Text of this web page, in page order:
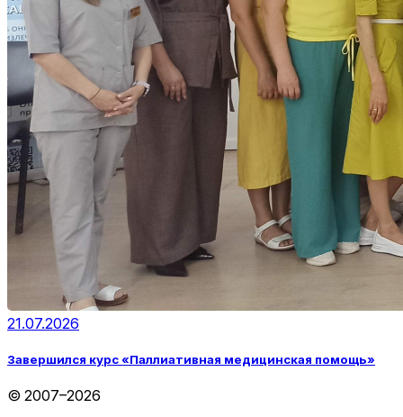
21.07.2026
Завершился курс «Паллиативная медицинская помощь»
© 2007–2026